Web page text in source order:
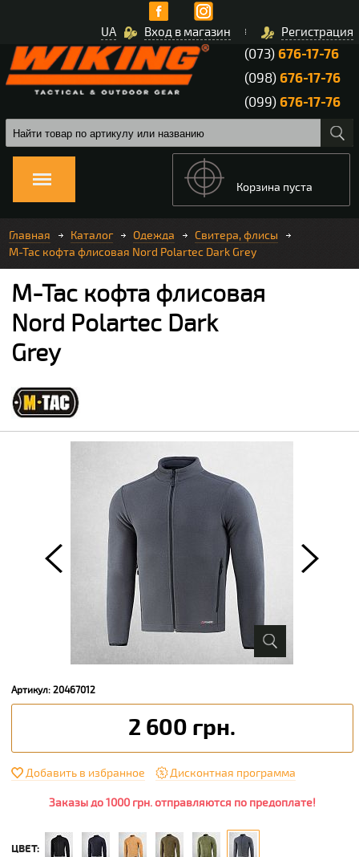
Вход в магазин Регистрация
UA
(073)676-17-76
(098)676-17-76
(099)676-17-76
Корзина пуста
Главная Каталог Одежда
Свитера, флисы
M-Tac кофта флисовая Nord Polartec Dark Grey
M-Tac кофта флисовая
Nord Polartec Dark
Grey
Артикул: 20467012
2 600 грн.
Добавить в избранное Дисконтная программа
Заказы до 1000 грн. отправляются по предоплате!
ЦВЕТ: